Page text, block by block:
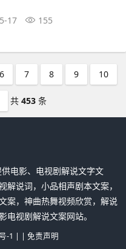
17 155
6 7 8 9 10
共 453 条
电影、电视剧解说文字文
说词，小品相声剧本文案，
案，神曲热舞视频欣赏，解说
电视剧解说文案网站。
-1 | | 免责声明